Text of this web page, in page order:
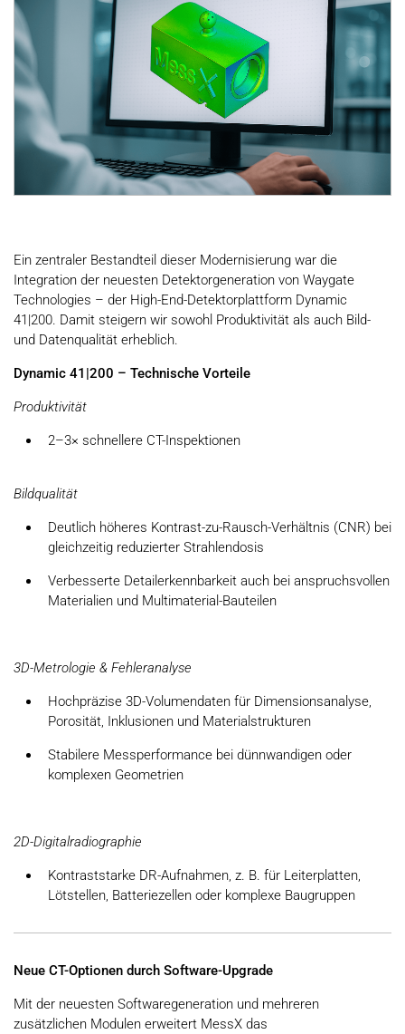
Ein zentraler Bestandteil dieser Modernisierung war die
Integration der neuesten Detektorgeneration von Waygate
Technologies – der High-End-Detektorplattform Dynamic
41|200. Damit steigern wir sowohl Produktivität als auch Bild-
und Datenqualität erheblich.
Dynamic 41|200 – Technische Vorteile
Produktivität
2–3× schnellere CT-Inspektionen
Bildqualität
Deutlich höheres Kontrast-zu-Rausch-Verhältnis (CNR) bei
gleichzeitig reduzierter Strahlendosis
Verbesserte Detailerkennbarkeit auch bei anspruchsvollen
Materialien und Multimaterial-Bauteilen
3D-Metrologie & Fehleranalyse
Hochpräzise 3D-Volumendaten für Dimensionsanalyse,
Porosität, Inklusionen und Materialstrukturen
Stabilere Messperformance bei dünnwandigen oder
komplexen Geometrien
2D-Digitalradiographie
Kontraststarke DR-Aufnahmen, z. B. für Leiterplatten,
Lötstellen, Batteriezellen oder komplexe Baugruppen
Neue CT-Optionen durch Software-Upgrade
Mit der neuesten Softwaregeneration und mehreren
zusätzlichen Modulen erweitert MessX das